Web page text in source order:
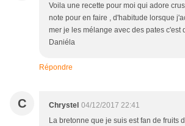
Voila une recette pour moi qui adore
note pour en faire , d'habitude lorsque
mer je les mélange avec des pates c'est
Daniéla
Répondre
C Chrystel 04/12/2017 22:41
La bretonne que je suis est fan de fruits